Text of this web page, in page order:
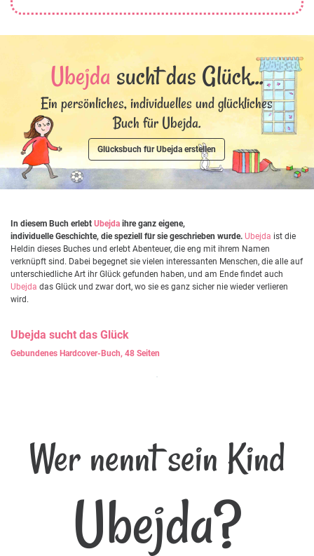
Ubejda sucht das Glück...
Ein persönliches, individuelles und glückliches
Buch für Ubejda.
Glücksbuch für Ubejda erstellen
In diesem Buch erlebt Ubejda ihre ganz eigene,
individuelle Geschichte, die speziell für sie geschrieben wurde. Ubejda ist die
Heldin dieses Buches und erlebt Abenteuer, die eng mit ihrem Namen
verknüpft sind. Dabei begegnet sie vielen interessanten Menschen, die alle auf
unterschiedliche Art ihr Glück gefunden haben, und am Ende findet auch
Ubejda das Glück und zwar dort, wo sie es ganz sicher nie wieder verlieren
wird.
Ubejda sucht das Glück
Gebundenes Hardcover-Buch, 48 Seiten
Wer nennt sein Kind
Ubejda?